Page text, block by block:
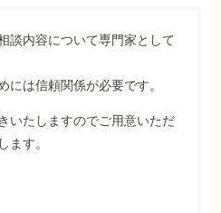
談内容について専門家として
には信頼関係が必要です。
いたしますのでご用意いただ
ます。